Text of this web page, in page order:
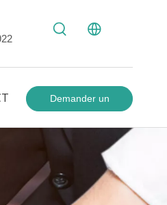
Demander un